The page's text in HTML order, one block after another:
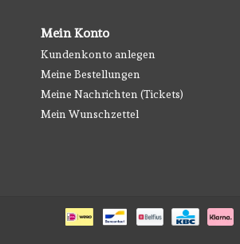
Mein Konto
Kundenkonto anlegen
Meine Bestellungen
Meine Nachrichten (Tickets)
Mein Wunschzettel